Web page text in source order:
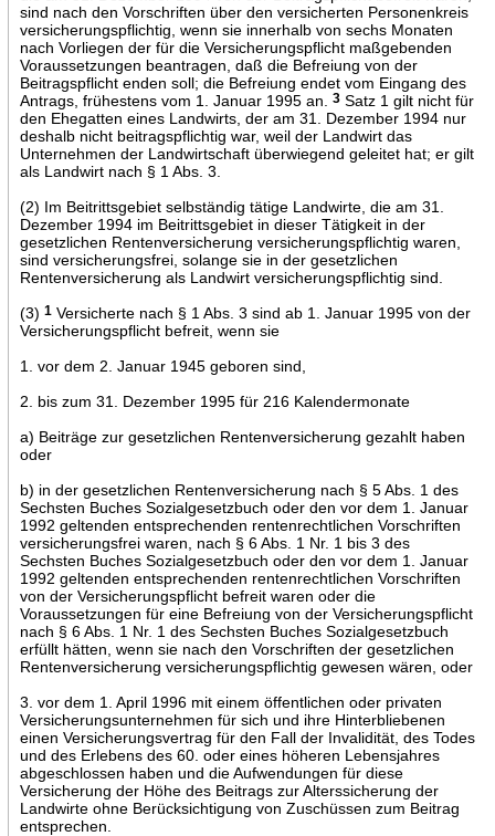
sind nach den Vorschriften über den versicherten Personenkreis
versicherungspflichtig, wenn sie innerhalb von sechs Monaten
nach Vorliegen der für die Versicherungspflicht maßgebenden
Voraussetzungen beantragen, daß die Befreiung von der
Beitragspflicht enden soll; die Befreiung endet vom Eingang des
Antrags, frühestens vom 1. Januar 1995 an.
3Satz 1 gilt nicht für
den Ehegatten eines Landwirts, der am 31. Dezember 1994 nur
deshalb nicht beitragspflichtig war, weil der Landwirt das
Unternehmen der Landwirtschaft überwiegend geleitet hat; er gilt
als Landwirt nach § 1 Abs. 3.
(2) Im Beitrittsgebiet selbständig tätige Landwirte, die am 31.
Dezember 1994 im Beitrittsgebiet in dieser Tätigkeit in der
gesetzlichen Rentenversicherung versicherungspflichtig waren,
sind versicherungsfrei, solange sie in der gesetzlichen
Rentenversicherung als Landwirt versicherungspflichtig sind.
(3) 1Versicherte nach § 1 Abs. 3 sind ab 1. Januar 1995 von der
Versicherungspflicht befreit, wenn sie
1. vor dem 2. Januar 1945 geboren sind,
2. bis zum 31. Dezember 1995 für 216 Kalendermonate
a) Beiträge zur gesetzlichen Rentenversicherung gezahlt haben
oder
b) in der gesetzlichen Rentenversicherung nach § 5 Abs. 1 des
Sechsten Buches Sozialgesetzbuch oder den vor dem 1. Januar
1992 geltenden entsprechenden rentenrechtlichen Vorschriften
versicherungsfrei waren, nach § 6 Abs. 1 Nr. 1 bis 3 des
Sechsten Buches Sozialgesetzbuch oder den vor dem 1. Januar
1992 geltenden entsprechenden rentenrechtlichen Vorschriften
von der Versicherungspflicht befreit waren oder die
Voraussetzungen für eine Befreiung von der Versicherungspflicht
nach § 6 Abs. 1 Nr. 1 des Sechsten Buches Sozialgesetzbuch
erfüllt hätten, wenn sie nach den Vorschriften der gesetzlichen
Rentenversicherung versicherungspflichtig gewesen wären, oder
3. vor dem 1. April 1996 mit einem öffentlichen oder privaten
Versicherungsunternehmen für sich und ihre Hinterbliebenen
einen Versicherungsvertrag für den Fall der Invalidität, des Todes
und des Erlebens des 60. oder eines höheren Lebensjahres
abgeschlossen haben und die Aufwendungen für diese
Versicherung der Höhe des Beitrags zur Alterssicherung der
Landwirte ohne Berücksichtigung von Zuschüssen zum Beitrag
entsprechen.